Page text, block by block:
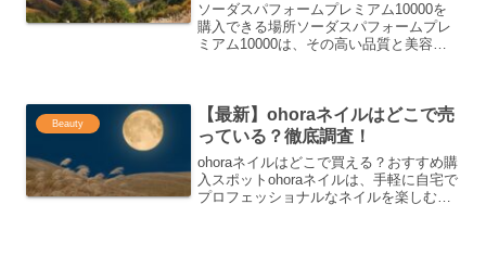
ソーダスパフォームプレミアム10000を
購入できる場所ソーダスパフォームプレ
ミアム10000は、その高い品質と美容効
つかご紹介します...
Beauty
【最新】ohoraネイルはどこで売
っている？徹底調査！
ohoraネイルはどこで買える？おすすめ購
入スポットohoraネイルは、手軽に自宅で
プロフェッショナルなネイルを楽しむた